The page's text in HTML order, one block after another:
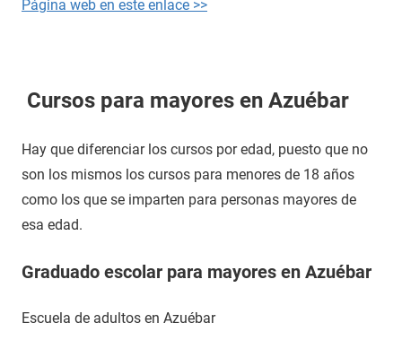
Página web en este enlace >>
Cursos para mayores en Azuébar
Hay que diferenciar los cursos por edad, puesto que no
son los mismos los cursos para menores de 18 años
como los que se imparten para personas mayores de
esa edad.
Graduado escolar para mayores en Azuébar
Escuela de adultos en Azuébar